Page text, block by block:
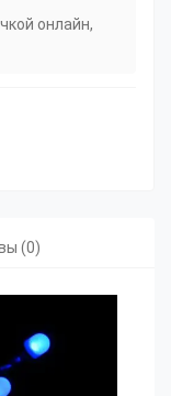
онлайн,
(0)